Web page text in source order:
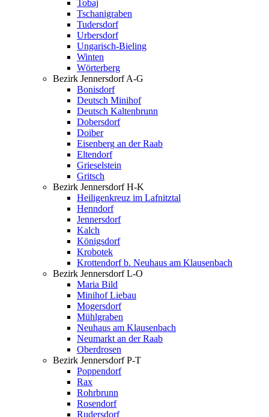
Tobaj
Tschanigraben
Tudersdorf
Urbersdorf
Ungarisch-Bieling
Winten
Wörterberg
Bezirk Jennersdorf A-G
Bonisdorf
Deutsch Minihof
Deutsch Kaltenbrunn
Dobersdorf
Doiber
Eisenberg an der Raab
Eltendorf
Grieselstein
Gritsch
Bezirk Jennersdorf H-K
Heiligenkreuz im Lafnitztal
Henndorf
Jennersdorf
Kalch
Königsdorf
Krobotek
Krottendorf b. Neuhaus am Klausenbach
Bezirk Jennersdorf L-O
Maria Bild
Minihof Liebau
Mogersdorf
Mühlgraben
Neuhaus am Klausenbach
Neumarkt an der Raab
Oberdrosen
Bezirk Jennersdorf P-T
Poppendorf
Rax
Rohrbrunn
Rosendorf
Rudersdorf